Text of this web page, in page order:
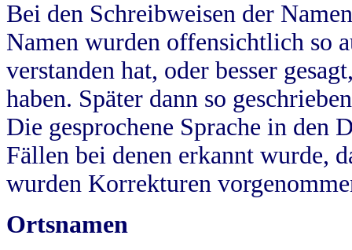
Bei den Schreibweisen der
Namen wurden offensichtlich so
verstanden hat, oder besser
haben. Später dann so
Die gesprochene Sprache in
Fällen bei denen erkannt wurde,
wurden Korrekturen
Ortsnamen